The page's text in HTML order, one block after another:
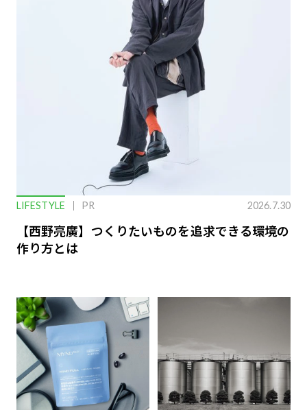
LIFESTYLE PR 2026.7.30
【西野亮廣】つくりたいものを追求できる環境の
作り方とは